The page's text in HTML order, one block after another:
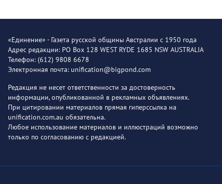
«Единение» - Газета русской общины Австралии с 1950 года
Адрес редакции: PO Box 128 WEST RYDE 1685 NSW AUSTRALIA
Телефон: (612) 9808 6678
Электронная почта: unification@bigpond.com
Редакция не несет ответственности за достоверность
информации, опубликованной в рекламных объявлениях.
При цитировании материалов прямая гиперссылка на
unification.com.au обязательна.
Любое использование материалов и иллюстраций возможно
только по согласованию с редакцией.